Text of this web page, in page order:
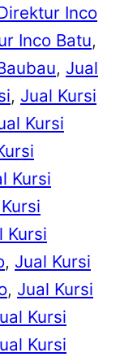
Inco
Inco Batu
, Jual
, Jual Kursi
Kursi
Kursi
Kursi
, Jual Kursi
, Jual Kursi
Kursi
Kursi